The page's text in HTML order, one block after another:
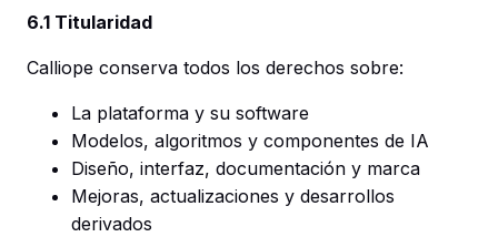
6.1 Titularidad
Calliope conserva todos los derechos sobre:
La plataforma y su software
Modelos, algoritmos y componentes de IA
Diseño, interfaz, documentación y marca
Mejoras, actualizaciones y desarrollos
derivados